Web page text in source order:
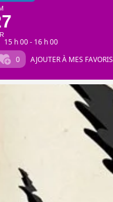
15 h 00 - 16 h 00
0
AJOUTER À MES FAVORIS